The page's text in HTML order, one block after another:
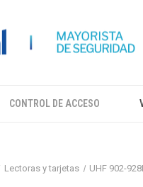
CONTROL DE ACCESO
Lectoras y tarjetas UHF 902-